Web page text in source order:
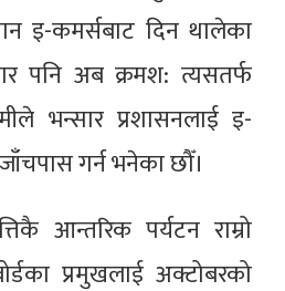
इ-कमर्सबाट दिन थालेका
पनि अब क्रमश: त्यसतर्फ
भन्सार प्रशासनलाई इ-
गर्न भनेका छौँ।
आन्तरिक पर्यटन राम्रो
प्रमुखलाई अक्टोबरको